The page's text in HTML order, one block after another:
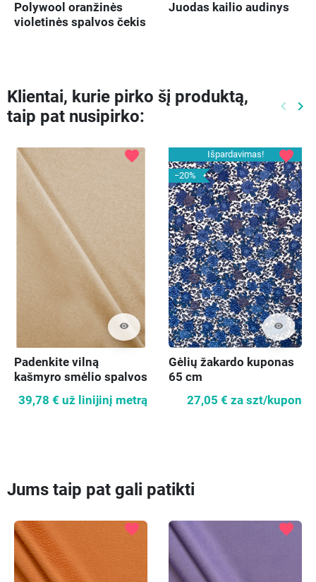
Polywool oranžinės
violetinės spalvos čekis
Juodas kailio audinys
Klientai, kurie pirko šį produktą,
taip pat nusipirko:
keyboard_arrow_left keyboard_arrow_right
visibility
favorite
Padenkite vilną
kašmyro smėlio spalvos
39,78 € už linijinį metrą
Išpardavimas!
−20%
visibility
favorite
Gėlių žakardo kuponas
65 cm
27,05 € za szt/kupon
Jums taip pat gali patikti
favorite favorite